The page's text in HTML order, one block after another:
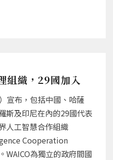
組織，29國加入
宣布，包括中國、哈薩
斯及印尼在內的29國代表
人工智慧合作組織
Cooperation
WAICO為獨立的政府間國